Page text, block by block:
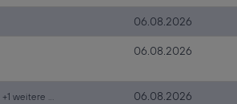
06.08.2026
06.08.2026
+1 weitere … 06.08.2026